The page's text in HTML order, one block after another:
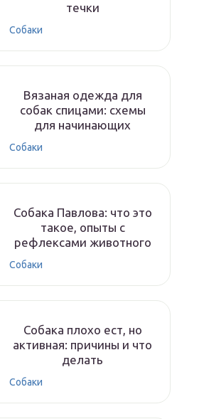
течки
Собаки
Вязаная одежда для
собак спицами: схемы
для начинающих
Собаки
Собака Павлова: что это
такое, опыты с
рефлексами животного
Собаки
Собака плохо ест, но
активная: причины и что
делать
Собаки